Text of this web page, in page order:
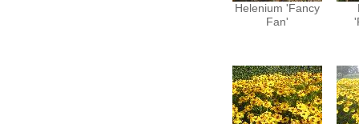
Helenium 'Fancy
Fan'